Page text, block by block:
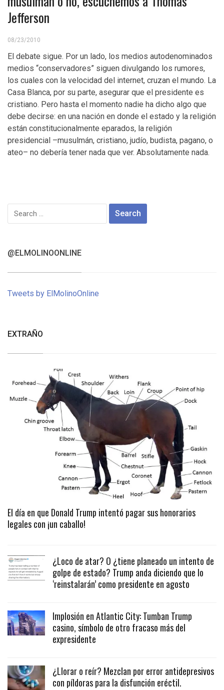
Jefferson
08/23/2010
El debate sigue. Por un lado, los medios autodenominados
medios “conservadores” siguen divulgando los rumores,
los cuales con la velocidad del internet, cruzan el mundo. La
Casa Blanca, por su parte, asegurar que el presidente es
cristiano. Pero hasta el momento nadie ha dicho algo que
debe decirse: en una nación en donde el estado y la religión
están constitucionalmente eparados, la religión
presidencial –musulmán, cristiano, judío, budista, pagano, o
ateo– no debería tener nada que ver. Absolutamente nada.
Search
@ELMOLINOONLINE
Tweets by ElMolinoOnline
EXTRAÑO
El día en que Donald Trump intentó pagar sus honorarios
legales con ¡un caballo!
¿Loco de atar? O ¿tiene planeado un intento de
golpe de estado? Trump anda diciendo que lo
‘reinstalarán’ como presidente en agosto
Implosión en Atlantic City: Tumban Trump
casino, símbolo de otro fracaso más del
expresidente
¿Llorar o reír? Mezclan por error antidepresivos
con píldoras para la disfunción eréctil.